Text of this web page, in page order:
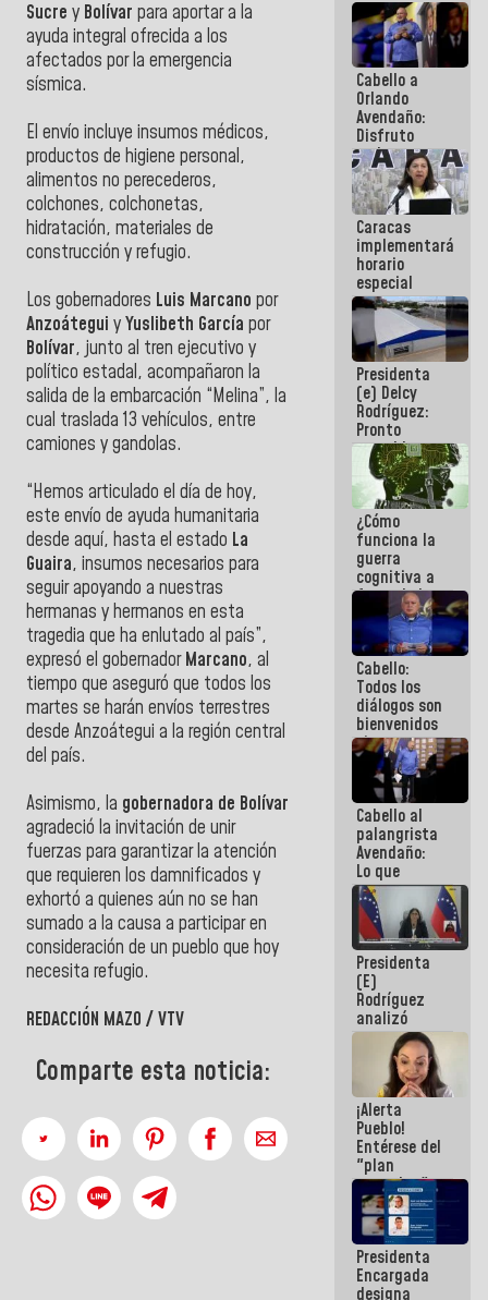
Sucre y Bolívar para aportar a la
ayuda integral ofrecida a los
afectados por la emergencia
sísmica.
El envío incluye insumos médicos,
productos de higiene personal,
alimentos no perecederos,
colchones, colchonetas,
hidratación, materiales de
construcción y refugio.
Los gobernadores Luis Marcano por
Anzoátegui yYuslibeth García por
Bolívar, junto al tren ejecutivo y
político estadal, acompañaron la
salida de la embarcación “Melina”, la
cual traslada 13 vehículos, entre
camiones y gandolas.
“Hemos articulado el día de hoy,
este envío de ayuda humanitaria
desde aquí, hasta el estado La
Guaira, insumos necesarios para
seguir apoyando a nuestras
hermanas y hermanos en esta
tragedia que ha enlutado al país”,
expresó el gobernadorMarcano, al
tiempo que aseguró que todos los
martes se harán envíos terrestres
desde Anzoátegui a la región central
del país.
Asimismo, la gobernadora de Bolívar
agradeció la invitación de unir
fuerzas para garantizar la atención
que requieren los damnificados y
exhortó a quienes aún no se han
sumado a la causa a participar en
consideración de un pueblo que hoy
necesita refugio.
REDACCIÓN MAZO / VTV
Comparte esta noticia:
Cabello a
Orlando
Avendaño:
Disfruto
cada vez
que escribes
porque lo
que haces
es
embarrarla
Caracas
implementará
horario
especial
para
adaptarse
al plan de
ahorro
energético
Presidenta
(e) Delcy
Rodríguez:
Pronto
restableceremos
las
operaciones
en el
Aeropuerto
Internacional
de
Maiquetía
¿Cómo
funciona la
guerra
cognitiva a
favor de la
narrativa
hegemónica?
(1)
Cabello:
Todos los
diálogos son
bienvenidos
siempre que
estén en el
marco de la
Constitución
de la
República
Cabello al
palangrista
Avendaño:
Lo que
vayas a
escribir
hazlo hoy
por que no
sabemos si
la semana
que viene
hay
programa
Presidenta
(E)
Rodríguez
analizó
junto a
gobernadores
planes de
recuperación
del Sistema
Eléctrico
Nacional
¡Alerta
Pueblo!
Entérese del
"plan
enjambre"
de La Sayo
para
sabotear el
diálogo y
promover el
Presidenta
Encargada
designa